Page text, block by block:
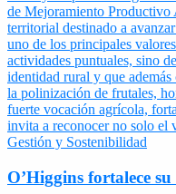
Gestión y Sostenibilidad
O’Higgins fortalece